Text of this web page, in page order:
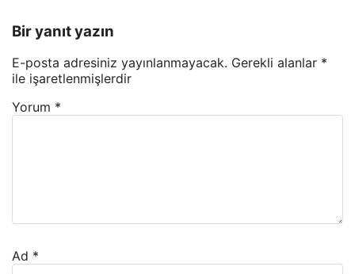
Bir yanıt yazın
E-posta adresiniz yayınlanmayacak. Gerekli alanlar *
ile işaretlenmişlerdir
Yorum *
Ad *